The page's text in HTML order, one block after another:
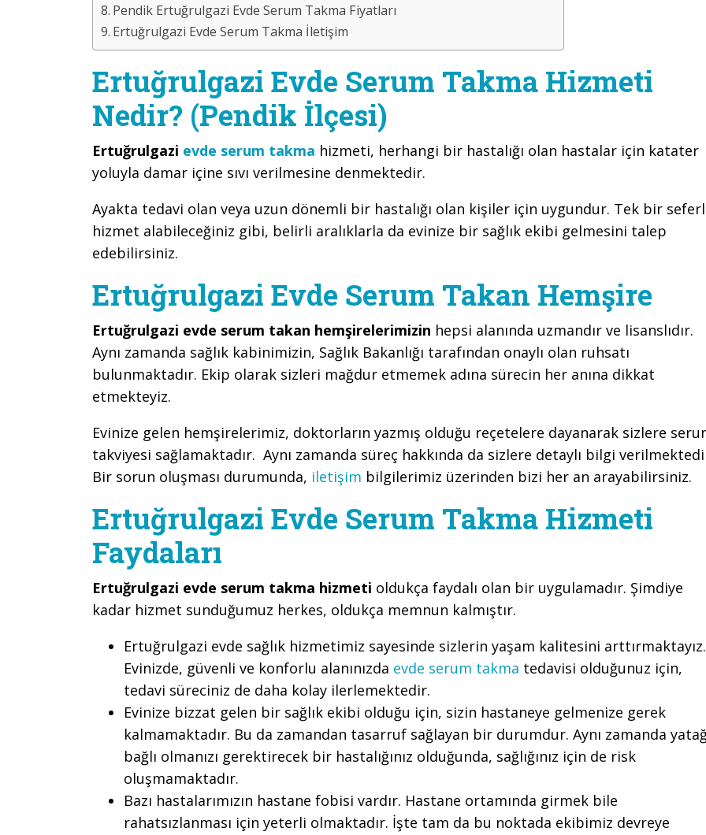
Pendik Ertuğrulgazi Evde Serum Takma Fiyatları
Ertuğrulgazi Evde Serum Takma İletişim
Ertuğrulgazi Evde Serum Takma Hizmeti
Nedir? (Pendik İlçesi)
Ertuğrulgazi evde serum takma hizmeti, herhangi bir hastalığı olan hastalar için katater
yoluyla damar içine sıvı verilmesine denmektedir.
Ayakta tedavi olan veya uzun dönemli bir hastalığı olan kişiler için uygundur. Tek bir
hizmet alabileceğiniz gibi, belirli aralıklarla da evinize bir sağlık ekibi gelmesini talep
edebilirsiniz.
Ertuğrulgazi Evde Serum Takan Hemşire
Ertuğrulgazi evde serum takan hemşirelerimizin hepsi alanında uzmandır ve lisanslıdır.
Aynı zamanda sağlık kabinimizin, Sağlık Bakanlığı tarafından onaylı olan ruhsatı
bulunmaktadır. Ekip olarak sizleri mağdur etmemek adına sürecin her anına dikkat
etmekteyiz.
Evinize gelen hemşirelerimiz, doktorların yazmış olduğu reçetelere dayanarak sizlere
takviyesi sağlamaktadır. Aynı zamanda süreç hakkında da sizlere detaylı bilgi
Bir sorun oluşması durumunda, iletişim bilgilerimiz üzerinden bizi her an arayabilirsiniz.
Ertuğrulgazi Evde Serum Takma Hizmeti
Faydaları
Ertuğrulgazi evde serum takma hizmeti oldukça faydalı olan bir uygulamadır. Şimdiye
kadar hizmet sunduğumuz herkes, oldukça memnun kalmıştır.
Ertuğrulgazi evde sağlık hizmetimiz sayesinde sizlerin yaşam kalitesini arttırmaktayız.
Evinizde, güvenli ve konforlu alanınızda evde serum takma tedavisi olduğunuz için,
tedavi süreciniz de daha kolay ilerlemektedir.
Evinize bizzat gelen bir sağlık ekibi olduğu için, sizin hastaneye gelmenize gerek
kalmamaktadır. Bu da zamandan tasarruf sağlayan bir durumdur. Aynı zamanda
bağlı olmanızı gerektirecek bir hastalığınız olduğunda, sağlığınız için de risk
oluşmamaktadır.
Bazı hastalarımızın hastane fobisi vardır. Hastane ortamında girmek bile
rahatsızlanması için yeterli olmaktadır. İşte tam da bu noktada ekibimiz devreye